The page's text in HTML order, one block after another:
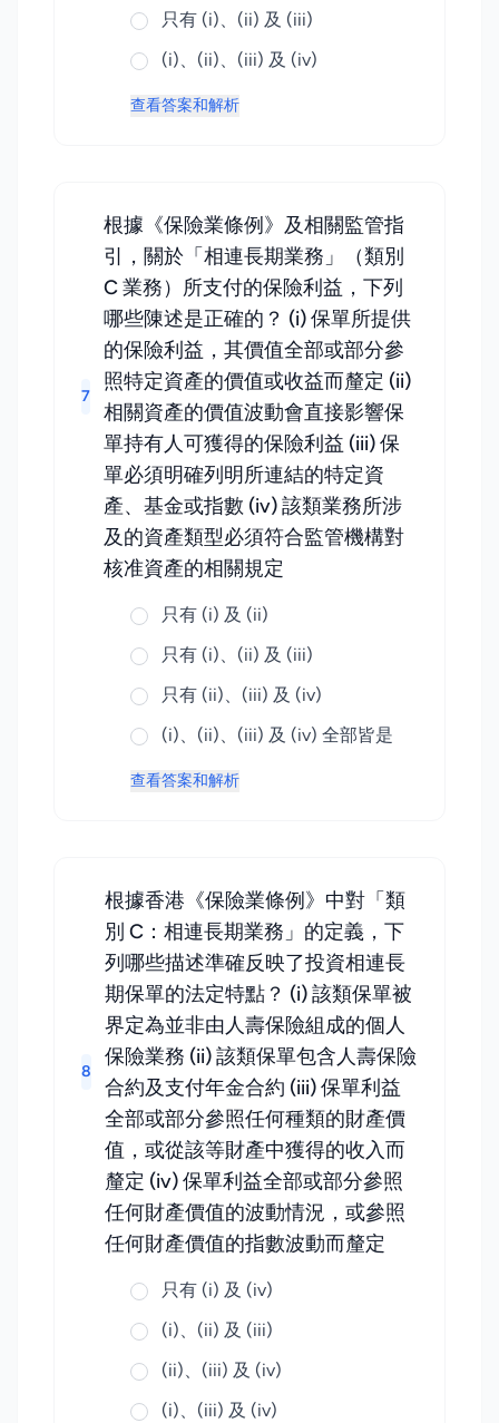
只有 (i)、(ii) 及 (iii)
(i)、(ii)、(iii) 及 (iv)
查看答案和解析
7
根據《保險業條例》及相關監管指
引，關於「相連長期業務」（類別
C 業務）所支付的保險利益，下列
哪些陳述是正確的？ (i) 保單所提供
的保險利益，其價值全部或部分參
照特定資產的價值或收益而釐定 (ii)
相關資產的價值波動會直接影響保
單持有人可獲得的保險利益 (iii) 保
單必須明確列明所連結的特定資
產、基金或指數 (iv) 該類業務所涉
及的資產類型必須符合監管機構對
核准資產的相關規定
只有 (i) 及 (ii)
只有 (i)、(ii) 及 (iii)
只有 (ii)、(iii) 及 (iv)
(i)、(ii)、(iii) 及 (iv) 全部皆是
查看答案和解析
8
根據香港《保險業條例》中對「類
別 C：相連長期業務」的定義，下
列哪些描述準確反映了投資相連長
期保單的法定特點？ (i) 該類保單被
界定為並非由人壽保險組成的個人
保險業務 (ii) 該類保單包含人壽保險
合約及支付年金合約 (iii) 保單利益
全部或部分參照任何種類的財產價
值，或從該等財產中獲得的收入而
釐定 (iv) 保單利益全部或部分參照
任何財產價值的波動情況，或參照
任何財產價值的指數波動而釐定
只有 (i) 及 (iv)
(i)、(ii) 及 (iii)
(ii)、(iii) 及 (iv)
(i)、(iii) 及 (iv)